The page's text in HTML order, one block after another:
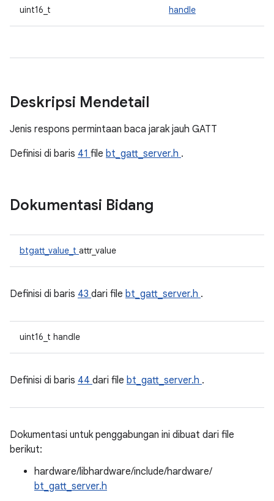
uint16_t handle
Deskripsi Mendetail
Jenis respons permintaan baca jarak jauh GATT
Definisi di baris 41 file bt_gatt_server.h .
Dokumentasi Bidang
btgatt_value_t attr_value
Definisi di baris 43 dari file bt_gatt_server.h .
uint16_t handle
Definisi di baris 44 dari file bt_gatt_server.h .
Dokumentasi untuk penggabungan ini dibuat dari file
berikut:
hardware/libhardware/include/hardware/
bt_gatt_server.h